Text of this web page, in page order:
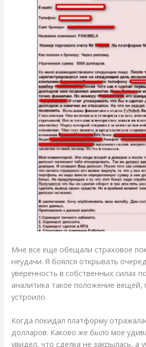
Мне все еще обещали страховое
неудачи. Я боялся открывать
уверенность в собственных силах
аналитика такое положение вещей,
устроило.
Когда покидал платформу
долларов. Каково же было мое
увидел, что сделка не закрылась, а